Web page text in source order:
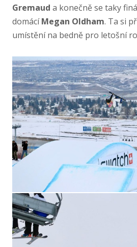
Gremaud a konečně se taky
domácíMegan Oldham. Ta si
umístění na bedně pro letošní